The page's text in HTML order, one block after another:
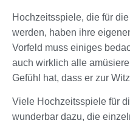
Hochzeitsspiele, die für
werden, haben ihre
Vorfeld muss einiges
auch wirklich alle
Gefühl hat, dass er zur
Viele Hochzeitsspiele für
wunderbar dazu, die